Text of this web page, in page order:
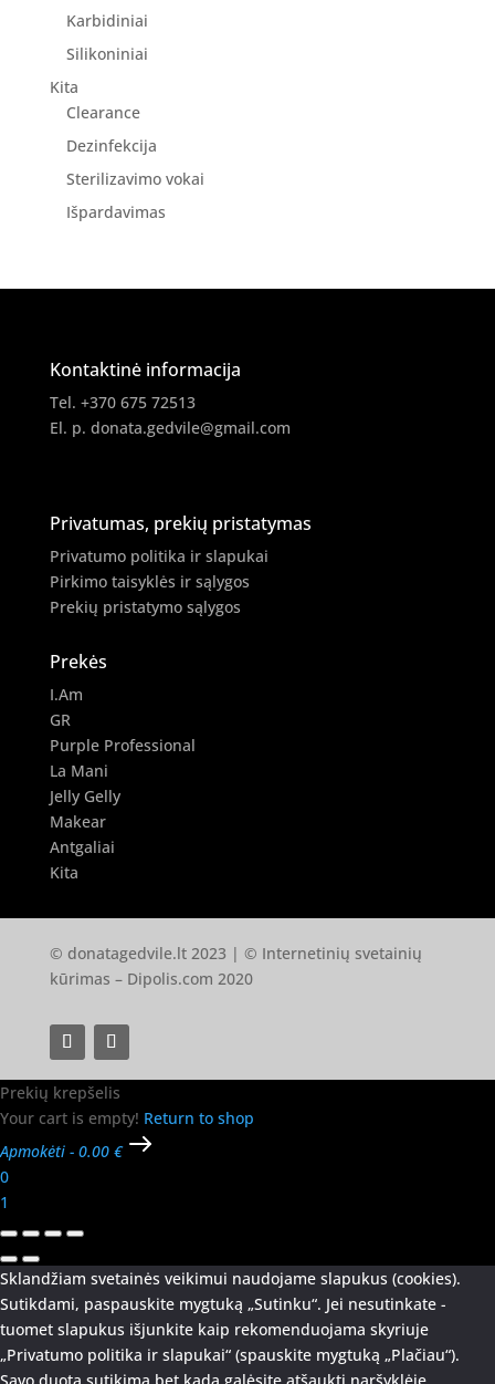
Karbidiniai
Silikoniniai
Kita
Clearance
Dezinfekcija
Sterilizavimo vokai
Išpardavimas
Kontaktinė informacija
Tel. +370 675 72513
El. p. donata.gedvile@gmail.com
Privatumas, prekių pristatymas
Privatumo politika ir slapukai
Pirkimo taisyklės ir sąlygos
Prekių pristatymo sąlygos
Prekės
I.Am
GR
Purple Professional
La Mani
Jelly Gelly
Makear
Antgaliai
Kita
© donatagedvile.lt 2023 | © Internetinių svetainių
kūrimas – Dipolis.com 2020
Prekių krepšelis
Your cart is empty! Return to shop
Apmokėti - 0.00 €
0
1
Sklandžiam svetainės veikimui naudojame slapukus (cookies).
Sutikdami, paspauskite mygtuką „Sutinku“. Jei nesutinkate -
tuomet slapukus išjunkite kaip rekomenduojama skyriuje
„Privatumo politika ir slapukai“ (spauskite mygtuką „Plačiau“).